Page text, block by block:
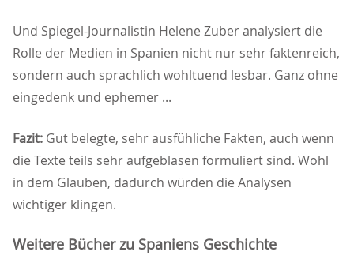
Und Spiegel-Journalistin Helene Zuber analysiert die
Rolle der Medien in Spanien nicht nur sehr faktenreich,
sondern auch sprachlich wohltuend lesbar. Ganz ohne
eingedenk und ephemer ...
Fazit: Gut belegte, sehr ausfühliche Fakten, auch wenn
die Texte teils sehr aufgeblasen formuliert sind. Wohl
in dem Glauben, dadurch würden die Analysen
wichtiger klingen.
Weitere Bücher zu Spaniens Geschichte